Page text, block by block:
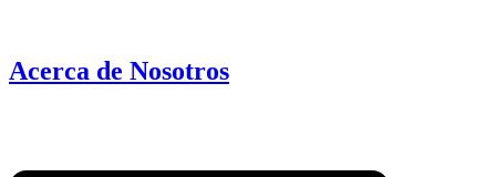
Acerca de Nosotros